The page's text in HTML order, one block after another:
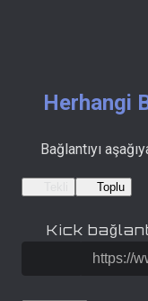
Herhangi
Bağlantıyı
Toplu
Kick